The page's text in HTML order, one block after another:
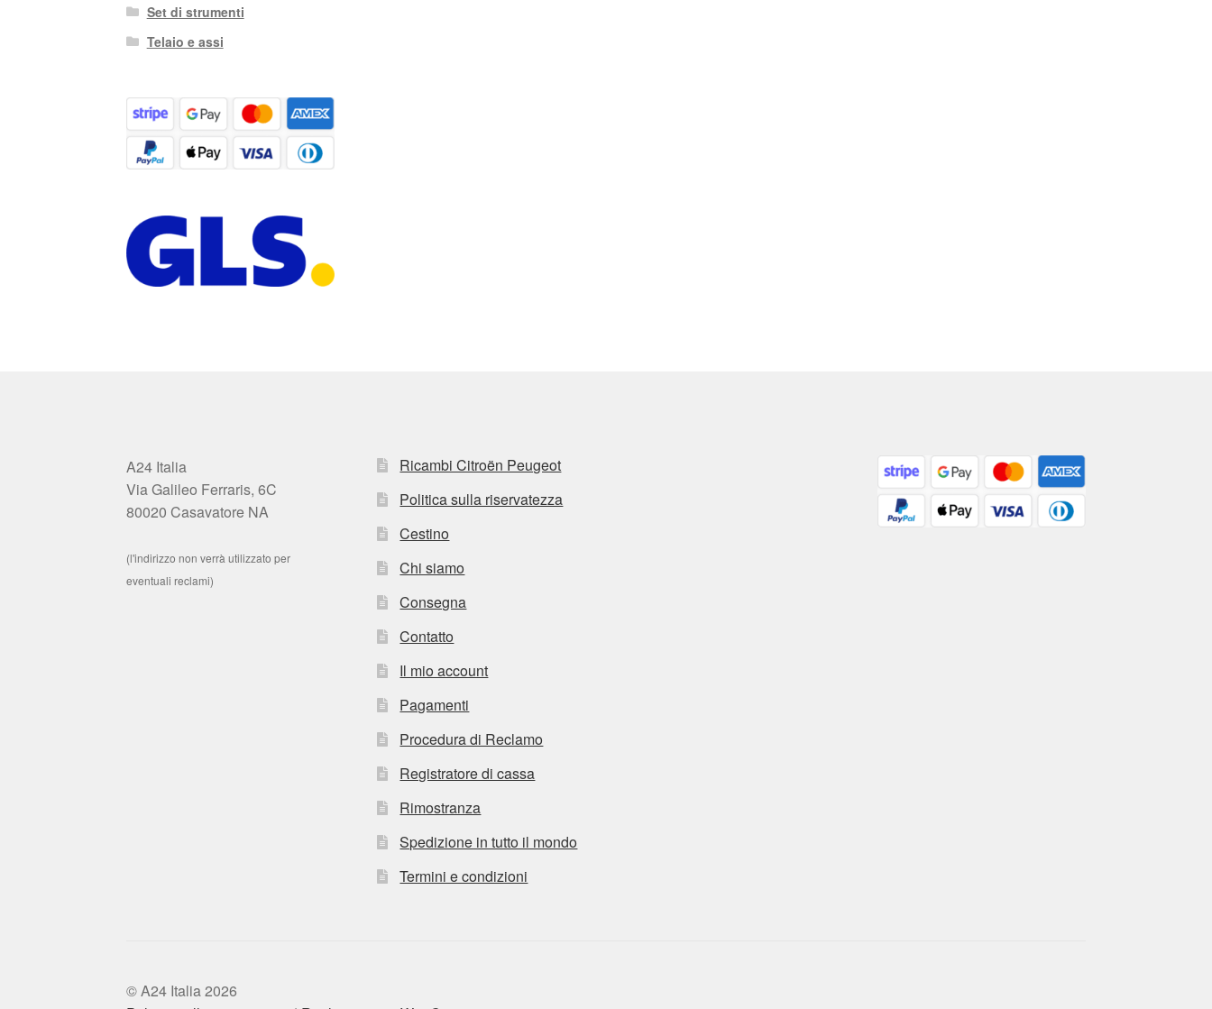
Set di strumenti
Telaio e assi
A24 Italia
Via Galileo Ferraris, 6C
80020 Casavatore NA
(l'indirizzo non verrà utilizzato per
eventuali reclami)
Ricambi Citroën Peugeot
Politica sulla riservatezza
Cestino
Chi siamo
Consegna
Contatto
Il mio account
Pagamenti
Procedura di Reclamo
Registratore di cassa
Rimostranza
Spedizione in tutto il mondo
Termini e condizioni
© A24 Italia 2026